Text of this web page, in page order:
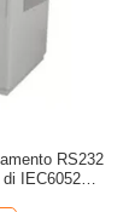
RS232
IEC60529